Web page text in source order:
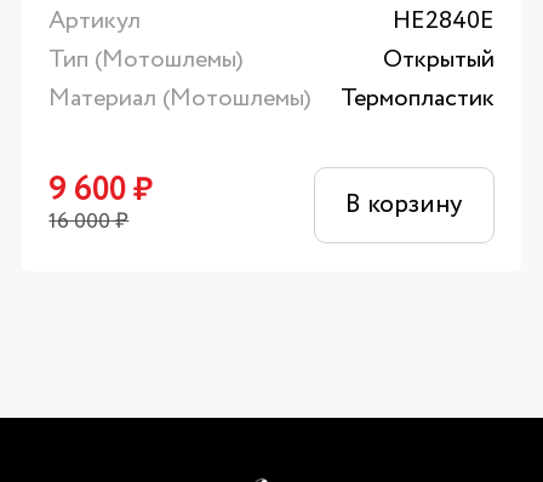
Артикул
HE2840E
Тип (Мотошлемы)
Открытый
Материал (Мотошлемы)
Термопластик
9 600₽
16 000₽ В корзину